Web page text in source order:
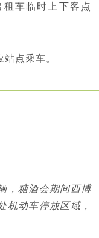
车临时上下客点
点乘车。
， 糖酒会期间西博
机动车停放区域，